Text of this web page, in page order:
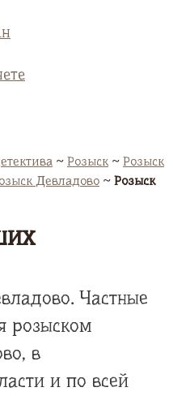
~ Розыск~ Розыск
Девладово ~ Розыск
Частные
розыском
в
и по всей